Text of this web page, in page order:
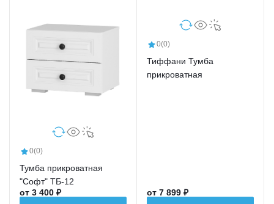
0(0)
Тумба прикроватная
"Софт" ТБ-12
от 3 400 ₽
0(0)
Тиффани Тумба
прикроватная
от 7 899 ₽